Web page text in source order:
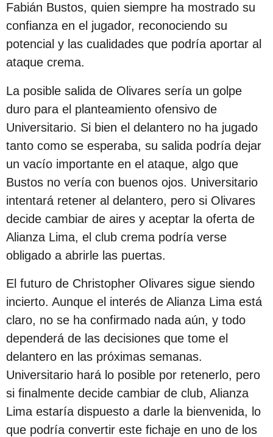
Fabián Bustos, quien siempre ha mostrado su
confianza en el jugador, reconociendo su
potencial y las cualidades que podría aportar al
ataque crema.
La posible salida de Olivares sería un golpe
duro para el planteamiento ofensivo de
Universitario. Si bien el delantero no ha jugado
tanto como se esperaba, su salida podría dejar
un vacío importante en el ataque, algo que
Bustos no vería con buenos ojos. Universitario
intentará retener al delantero, pero si Olivares
decide cambiar de aires y aceptar la oferta de
Alianza Lima, el club crema podría verse
obligado a abrirle las puertas.
El futuro de Christopher Olivares sigue siendo
incierto. Aunque el interés de Alianza Lima está
claro, no se ha confirmado nada aún, y todo
dependerá de las decisiones que tome el
delantero en las próximas semanas.
Universitario hará lo posible por retenerlo, pero
si finalmente decide cambiar de club, Alianza
Lima estaría dispuesto a darle la bienvenida, lo
que podría convertir este fichaje en uno de los